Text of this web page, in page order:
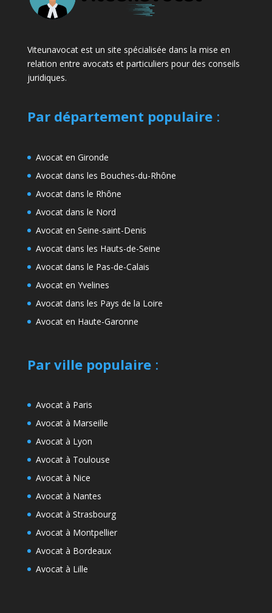
Viteunavocat est un site spécialisée dans la mise en
relation entre avocats et particuliers pour des conseils
juridiques.
Par département populaire:
Avocat en Gironde
Avocat dans les Bouches-du-Rhône
Avocat dans le Rhône
Avocat dans le Nord
Avocat en Seine-saint-Denis
Avocat dans les Hauts-de-Seine
Avocat dans le Pas-de-Calais
Avocat en Yvelines
Avocat dans les Pays de la Loire
Avocat en Haute-Garonne
Par ville populaire:
Avocat à Paris
Avocat à Marseille
Avocat à Lyon
Avocat à Toulouse
Avocat à Nice
Avocat à Nantes
Avocat à Strasbourg
Avocat à Montpellier
Avocat à Bordeaux
Avocat à Lille